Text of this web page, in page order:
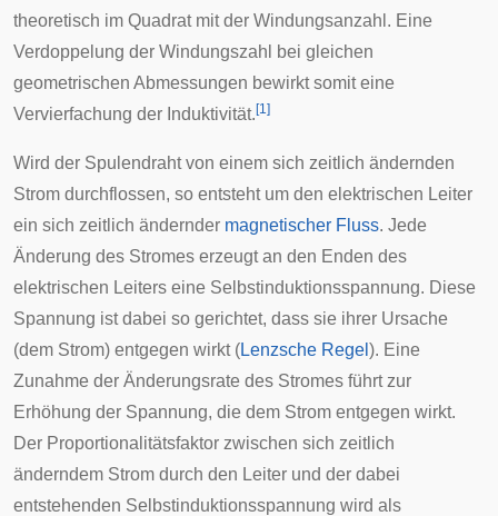
theoretisch im Quadrat mit der Windungsanzahl. Eine
Verdoppelung der Windungszahl bei gleichen
geometrischen Abmessungen bewirkt somit eine
Vervierfachung der Induktivität. [1]
Wird der Spulendraht von einem sich zeitlich ändernden
Strom durchflossen, so entsteht um den elektrischen Leiter
ein sich zeitlich ändernder magnetischer Fluss. Jede
Änderung des Stromes erzeugt an den Enden des
elektrischen Leiters eine Selbstinduktionsspannung. Diese
Spannung ist dabei so gerichtet, dass sie ihrer Ursache
(dem Strom) entgegen wirkt (Lenzsche Regel ). Eine
Zunahme der Änderungsrate des Stromes führt zur
Erhöhung der Spannung, die dem Strom entgegen wirkt.
Der Proportionalitätsfaktor zwischen sich zeitlich
änderndem Strom durch den Leiter und der dabei
entstehenden Selbstinduktionsspannung wird als